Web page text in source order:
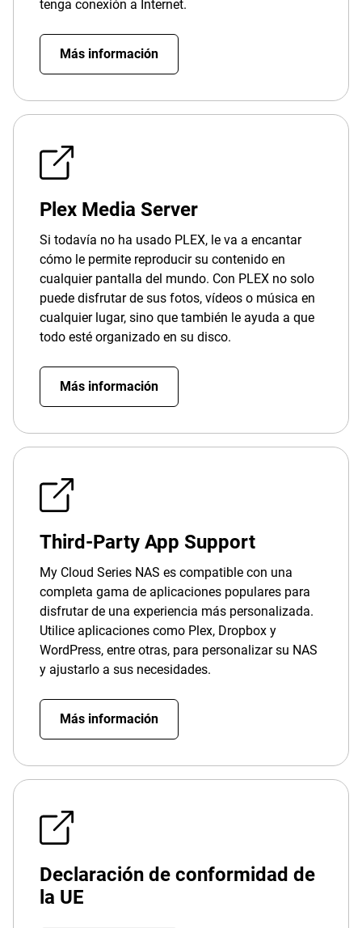
tenga conexión a Internet.
Más información
Plex Media Server
Si todavía no ha usado PLEX, le va a encantar
cómo le permite reproducir su contenido en
cualquier pantalla del mundo. Con PLEX no solo
puede disfrutar de sus fotos, vídeos o música en
cualquier lugar, sino que también le ayuda a que
todo esté organizado en su disco.
Más información
Third-Party App Support
My Cloud Series NAS es compatible con una
completa gama de aplicaciones populares para
disfrutar de una experiencia más personalizada.
Utilice aplicaciones como Plex, Dropbox y
WordPress, entre otras, para personalizar su NAS
y ajustarlo a sus necesidades.
Más información
Declaración de conformidad de
la UE